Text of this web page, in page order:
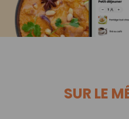
SUR LE